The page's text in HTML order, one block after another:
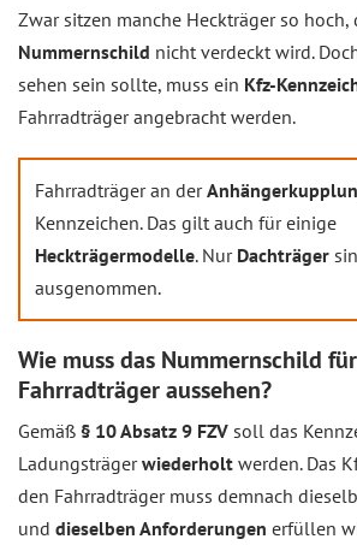
Zwar sitzen manche Heckträger so hoch,
Nummernschild nicht verdeckt wird.
sehen sein sollte, muss ein Kfz-
Fahrradträger angebracht werden.
Fahrradträger an der
Kennzeichen. Das gilt auch für einige
Heckträgermodelle. Nur Dachträger
ausgenommen.
Wie muss das Nummernschild
Fahrradträger aussehen?
Gemäß § 10 Absatz 9 FZV soll das
Ladungsträgerwiederholt werden. Das
den Fahrradträger muss demnach
und dieselben Anforderungen erfüllen